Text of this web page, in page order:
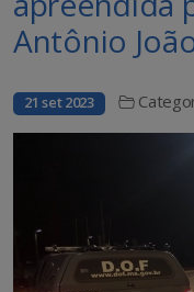
Antônio
21 set 2023